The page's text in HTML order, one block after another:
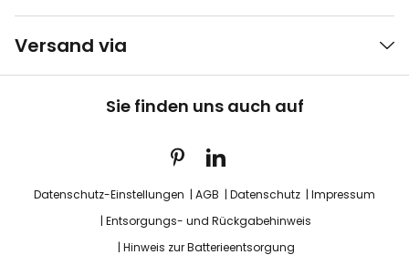
Versand via
Sie finden uns auch auf
Datenschutz-Einstellungen AGB Datenschutz
Impressum
Entsorgungs- und Rückgabehinweis
Hinweis zur Batterieentsorgung